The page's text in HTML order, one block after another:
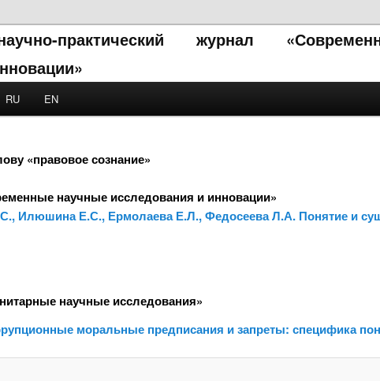
практический журнал
RU EN
«правовое сознание»
научные исследования и инновации»
Илюшина Е.С., Ермолаева Е.Л., Федосеева Л.А. Понятие и
научные исследования»
моральные предписания и запреты: специфика